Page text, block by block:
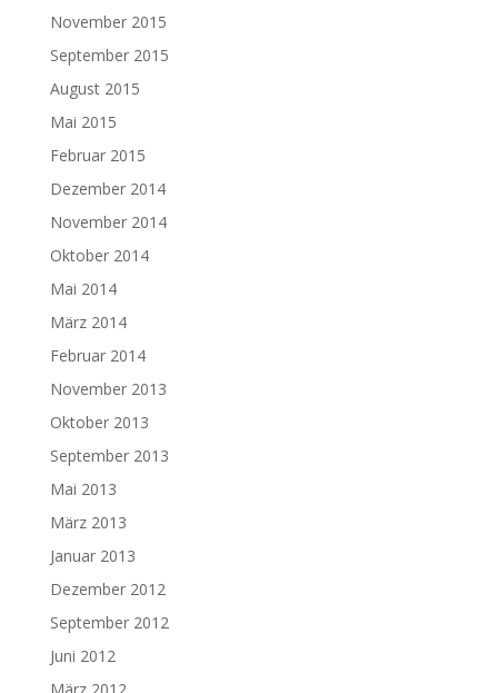
November 2015
September 2015
August 2015
Mai 2015
Februar 2015
Dezember 2014
November 2014
Oktober 2014
Mai 2014
März 2014
Februar 2014
November 2013
Oktober 2013
September 2013
Mai 2013
März 2013
Januar 2013
Dezember 2012
September 2012
Juni 2012